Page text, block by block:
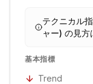
テクニカル
ャー) の見方
基本指標
Trend